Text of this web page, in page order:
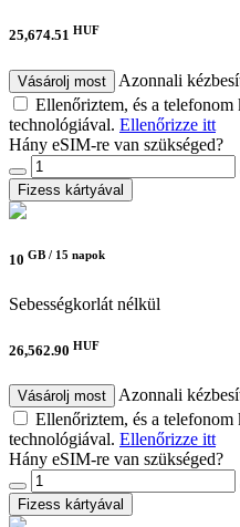
25,674.51 HUF
Vásárolj most
Azonnali
Ellenőriztem, és a
technológiával. Ellenőrizze itt
Hány eSIM-re van szükséged?
Fizess kártyával
10 GB / 15 napok
Sebességkorlát nélkül
26,562.90 HUF
Vásárolj most
Azonnali
Ellenőriztem, és a
technológiával. Ellenőrizze itt
Hány eSIM-re van szükséged?
Fizess kártyával